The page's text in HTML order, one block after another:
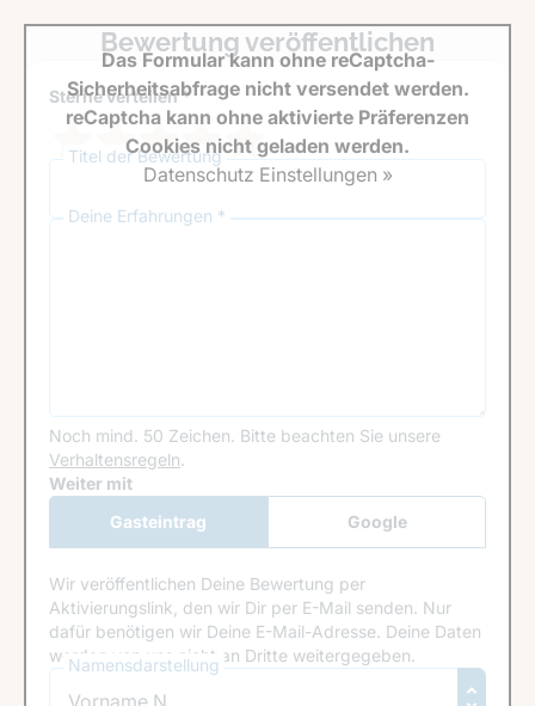
Bewertung veröffentlichen
Sterne verteilen *
Titel der Bewertung
Deine Erfahrungen *
Noch mind. 50 Zeichen. Bitte beachten Sie unsere
Verhaltensregeln.
Google Recaptcha
Weiter mit
Gasteintrag
Google
Anmeldung
Wir veröffentlichen Deine Bewertung per
Aktivierungslink, den wir Dir per E-Mail senden. Nur
dafür benötigen wir Deine E-Mail-Adresse. Deine Daten
werden von uns nicht an Dritte weitergegeben.
Namensdarstellung
Das Formular kann ohne reCaptcha-
Sicherheitsabfrage nicht versendet werden.
reCaptcha kann ohne aktivierte Präferenzen
Cookies nicht geladen werden.
Datenschutz Einstellungen »